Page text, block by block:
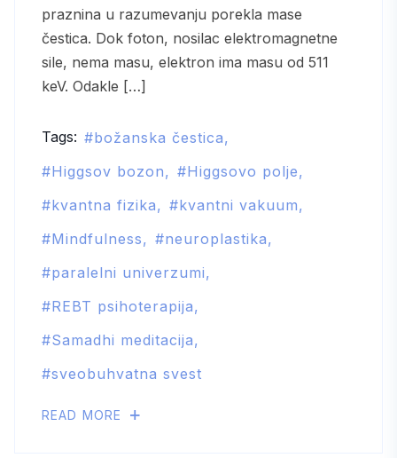
praznina u razumevanju porekla mase
čestica. Dok foton, nosilac elektromagnetne
sile, nema masu, elektron ima masu od 511
keV. Odakle […]
Tags:
božanska čestica
Higgsov bozon
Higgsovo polje
kvantna fizika
kvantni vakuum
Mindfulness
neuroplastika
paralelni univerzumi
REBT psihoterapija
Samadhi meditacija
sveobuhvatna svest
READ MORE